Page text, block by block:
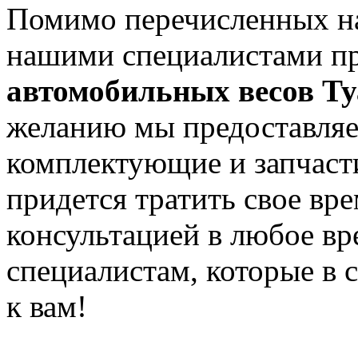
Помимо перечисленных
нашими специалистами
автомобильных весов
желанию мы
комплектующие и
придется тратить свое
консультацией в любое
специалистам, которые в
к вам!